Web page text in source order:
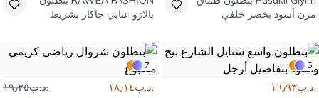
مرن أسود بخصر خلفي
بالازو عنابي جاكار بشريط
5
.د.ب١٦٫٩٣
7
.د.ب١٨٫١٤ .د.ب١٩٫٣٥